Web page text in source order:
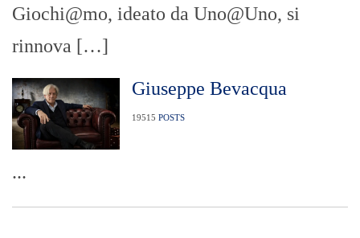
Giochi@mo, ideato da Uno@Uno, si
rinnova […]
Giuseppe Bevacqua
19515 POSTS
...